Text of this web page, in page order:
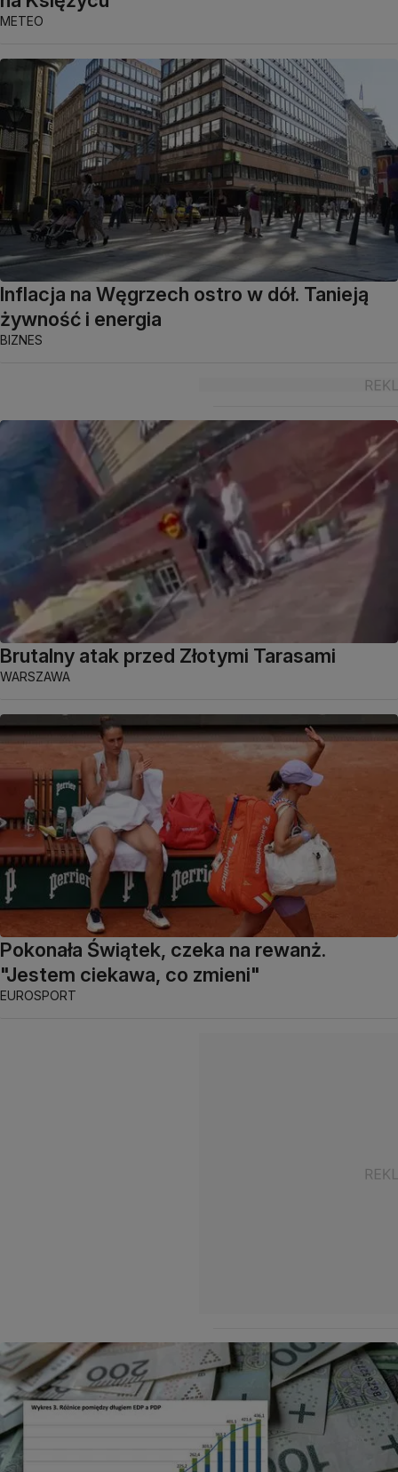
METEO
Inflacja na Węgrzech ostro w dół. Tanieją
żywność i energia
BIZNES
Brutalny atak przed Złotymi Tarasami
WARSZAWA
Pokonała Świątek, czeka na rewanż.
"Jestem ciekawa, co zmieni"
EUROSPORT